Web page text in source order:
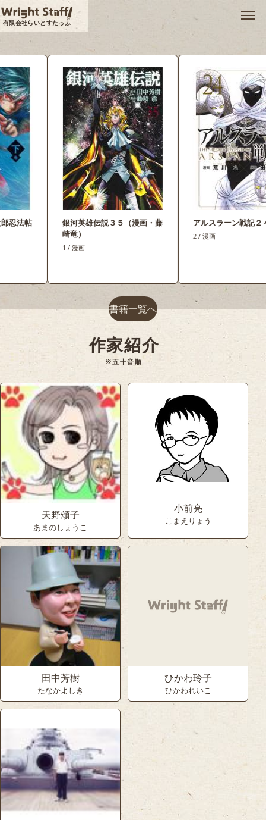
有限会社らいとすたっふ メ
銀河英雄伝説３５（漫画・藤
アルスラーン戦記２４
書籍一覧へ
作家紹介
※五十音順
天野頌子
あまのしょうこ
小前亮
こまえりょう
田中芳樹
たなかよしき
ひかわ玲子
ひかわれいこ